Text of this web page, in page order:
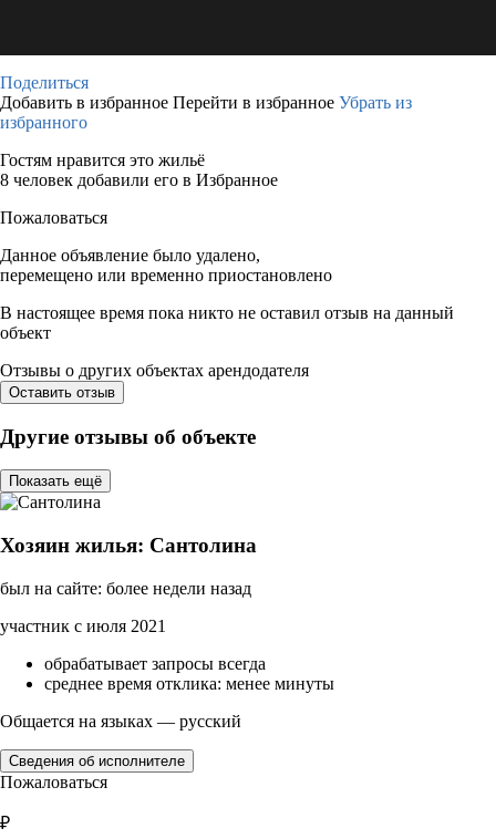
Поделиться
Добавить в избранное Перейти в избранное Убрать из
избранного
Гостям нравится это жильё
8 человек добавили его в Избранное
Пожаловаться
Данное объявление было удалено,
перемещено или временно приостановлено
В настоящее время пока никто не оставил отзыв на данный
объект
Отзывы о других объектах арендодателя
Оставить отзыв
Другие отзывы об объекте
Показать ещё
Хозяин жилья: Сантолина
был на сайте: более недели назад
участник с июля 2021
обрабатывает запросы всегда
среднее время отклика: менее минуты
Общается на языках — русский
Сведения об исполнителе
Пожаловаться
₽